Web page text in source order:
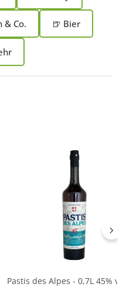
& Co. 🍺 Bier
Pastis des Alpes - 0,7L 45% vol